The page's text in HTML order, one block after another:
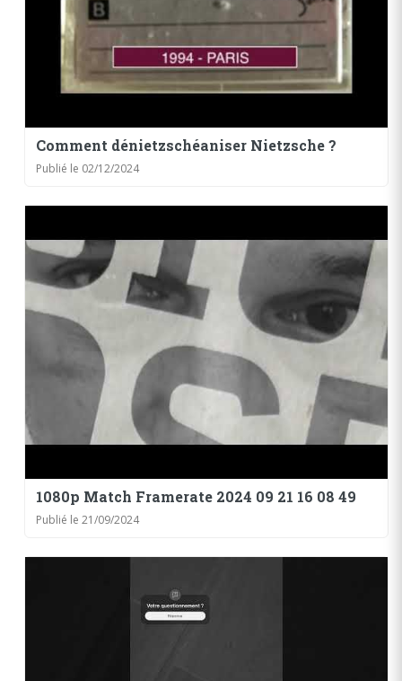
Comment dénietzschéaniser Nietzsche ?
Publié le 02/12/2024
1080p Match Framerate 2024 09 21 16 08 49
Publié le 21/09/2024